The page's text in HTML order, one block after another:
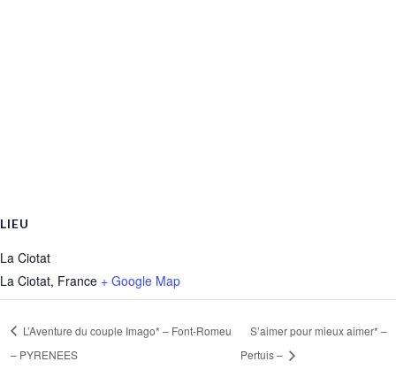
LIEU
La Ciotat
La Ciotat, France + Google Map
L’Aventure du couple Imago* – Font-Romeu
– PYRENEES
S’aimer pour mieux aimer* –
Pertuis –